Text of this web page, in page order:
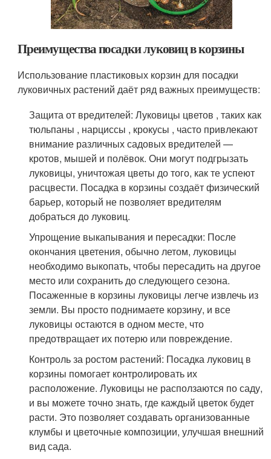
Преимущества посадки луковиц в корзины
Использование пластиковых корзин для посадки
луковичных растений даёт ряд важных преимуществ:
Защита от вредителей: Луковицы цветов , таких как
тюльпаны , нарциссы , крокусы , часто привлекают
внимание различных садовых вредителей —
кротов, мышей и полёвок. Они могут подгрызать
луковицы, уничтожая цветы до того, как те успеют
расцвести. Посадка в корзины создаёт физический
барьер, который не позволяет вредителям
добраться до луковиц.
Упрощение выкапывания и пересадки: После
окончания цветения, обычно летом, луковицы
необходимо выкопать, чтобы пересадить на другое
место или сохранить до следующего сезона.
Посаженные в корзины луковицы легче извлечь из
земли. Вы просто поднимаете корзину, и все
луковицы остаются в одном месте, что
предотвращает их потерю или повреждение.
Контроль за ростом растений: Посадка луковиц в
корзины помогает контролировать их
расположение. Луковицы не расползаются по саду,
и вы можете точно знать, где каждый цветок будет
расти. Это позволяет создавать организованные
клумбы и цветочные композиции, улучшая внешний
вид сада.